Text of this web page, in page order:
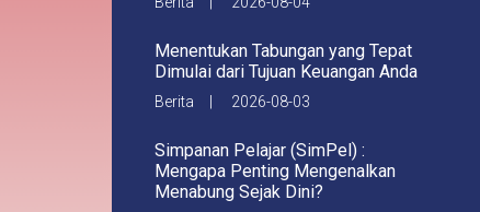
Menentukan Tabungan yang Tepat
Dimulai dari Tujuan Keuangan Anda
Berita | 2026-08-03
Simpanan Pelajar (SimPel) :
Mengapa Penting Mengenalkan
Menabung Sejak Dini?